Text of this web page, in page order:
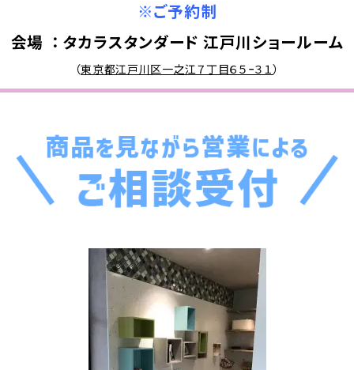
※ご予約制
会場 ： タカラスタンダード 江戸川ショールーム
（東京都江戸川区一之江７丁目６５−３１）